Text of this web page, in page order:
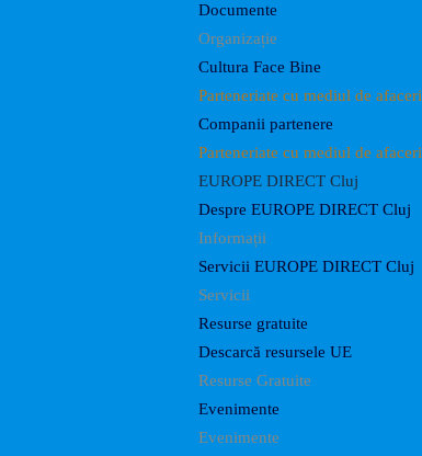
Documente
Organizație
Cultura Face Bine
Parteneriate cu mediul de afaceri
Companii partenere
Parteneriate cu mediul de afaceri
EUROPE DIRECT Cluj
Despre EUROPE DIRECT Cluj
Informații
Servicii EUROPE DIRECT Cluj
Servicii
Resurse gratuite
Descarcă resursele UE
Resurse Gratuite
Evenimente
Evenimente